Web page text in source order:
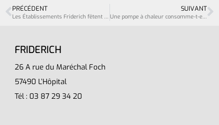
PRÉCÉDENT
Les Établissements Friderich fêtent leurs 70 ans : une histoire de passion et de confiance !
SUIVANT
Une pompe à chaleur consomme-t-elle beaucoup d’électricité en Moselle ?
FRIDERICH
26 A rue du Maréchal Foch
57490 L’Hôpital
Tél : 03 87 29 34 20